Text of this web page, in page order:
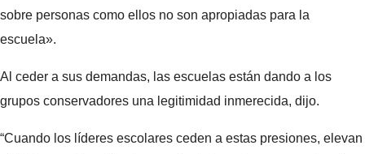
sobre personas como ellos no son apropiadas para la
escuela».
Al ceder a sus demandas, las escuelas están dando a los
grupos conservadores una legitimidad inmerecida, dijo.
“Cuando los líderes escolares ceden a estas presiones, elevan